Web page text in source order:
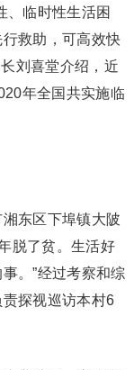
临时性生活困
救助，可高效快
刘喜堂介绍，近
年全国共实施临
东区下埠镇大陂
脱了贫。生活好
。”经过考察和综
探视巡访本村6